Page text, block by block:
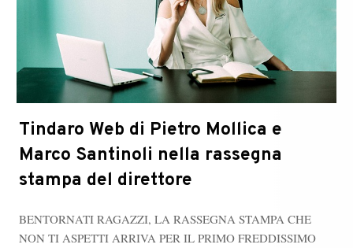
Tindaro Web di Pietro Mollica e
Marco Santinoli nella rassegna
stampa del direttore
​​BENTORNATI RAGAZZI, LA RASSEGNA STAMPA CHE
NON TI ASPETTI ARRIVA PER IL PRIMO FREDDISSIMO